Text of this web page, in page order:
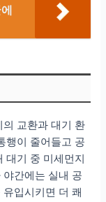
교환과 대기 환
행이 줄어들고 공
대기 중 미세먼지
간에는 실내 공
입시키면 더 쾌